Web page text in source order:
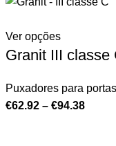
Ver opções
Granit III classe
Puxadores para
€62.92– €94.38